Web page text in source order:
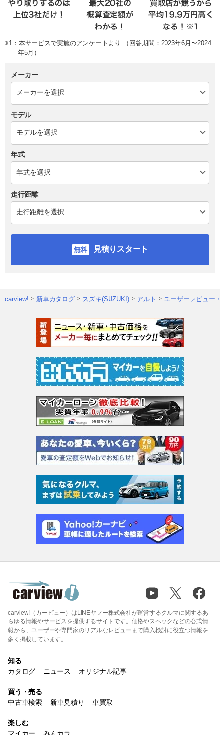
※1：本サービスで実施のアンケートより （回答期間：2023年6月〜2024
年5月）
メーカー
モデル
年式
走行距離
見積りスタート
carview! 新車カタログ スズキ(SUZUKI) アルト ユーザーレビュー
carview!（カービュー）はLINEヤフー株式会社が運営するクルマに関するあ
らゆる情報やサービスを提供するサイトです。価格やスペックなどの公式情
報から、ユーザーや専門家のリアルなレビューまで購入検討に役立つ情報を
多く掲載しています。
知る
カタログ
ニュース オリジナル記事
買う・売る
中古車検索
新車見積り 車買取
楽しむ
マイカー
みんカラ